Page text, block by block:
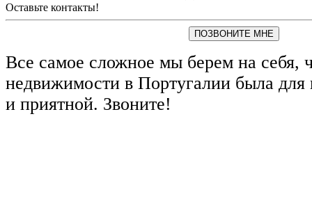
Оставьте контакты!
ПОЗВОНИТЕ МНЕ
Все самое сложное мы берем на себя,
недвижимости в Португалии была для
и приятной. Звоните!